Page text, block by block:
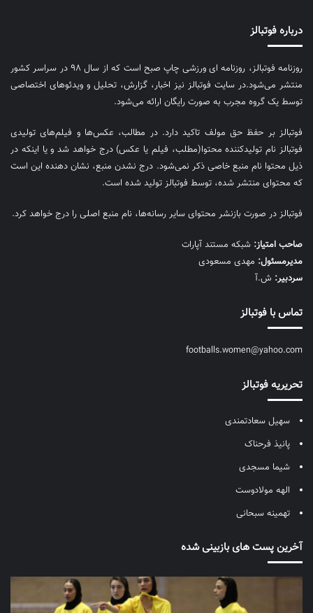
درباره فوتبالز
روزنامه فوتبالز، روزنامه ای ورزشی چاپ صبح است که از سال ۹۸ در سراسر کشور
منتشر می‌شود.در سایت فوتبالز نیز اخبار، گزارش، تحلیل و ویدئوهای اختصاصی
توسط یک گروه مجرب به صورت رایگان ارائه می‌شود.
فوتبالز بر حفظ حق مولف تاکید دارد. در مطالب، عکس‌ها و فیلم‌های تولیدی
فوتبالز نام تولیدکننده محتوا(مطلب، فیلم یا عکس) درج خواهد شد و یا اینکه در
ذیل محتوا نام منبع خاصی ذکر نمی‌‎شود. درج نشدن منبع، نشان دهنده این است
که محتوای منتشر شده، توسط فوتبالز تولید شده است.
فوتبالز در صورت بازنشر محتوای سایر رسانه‌ها، نام منبع اصلی را درج خواهد کرد.
صاحب امتیاز: شبکه مستند آپارات
مديرمسئول: مهدی مسعودی
سردبیر: ش.آ
تماس با فوتبالز
footballs.women@yahoo.com
تحریریه فوتبالز
سهیل سعادتمندی
پانیذ فرحناک
شیما مسجدی
الهه مولادوست
تهمینه سبحانی
آخرین پست های بازبینی شده